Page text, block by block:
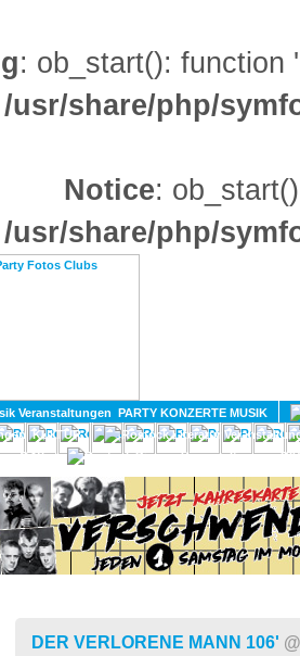
: ob_start(): function
/usr/share/php/
Notice:
/usr/share/php/
PARTY KONZERTE MUSIK
KULTUR
GAY
DER VERLORENE MANN 106'